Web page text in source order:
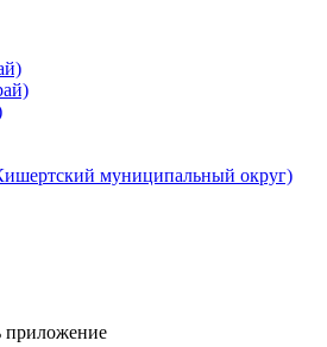
муниципальный округ)
приложение